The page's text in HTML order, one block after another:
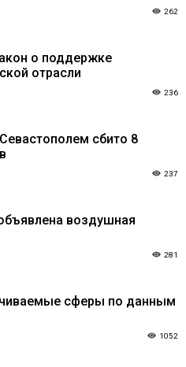
262
о поддержке
отрасли
236
сбито 8
237
воздушная
281
сферы по данным
1052